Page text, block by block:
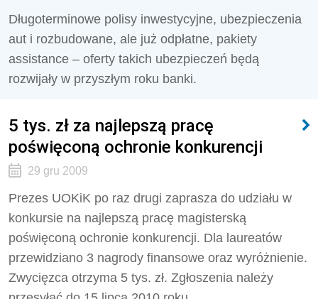
Długoterminowe polisy inwestycyjne, ubezpieczenia
aut i rozbudowane, ale już odpłatne, pakiety
assistance – oferty takich ubezpieczeń będą
rozwijały w przyszłym roku banki.
5 tys. zł za najlepszą pracę
poświęconą ochronie konkurencji
29 gru 2009
Prezes UOKiK po raz drugi zaprasza do udziału w
konkursie na najlepszą pracę magisterską
poświęconą ochronie konkurencji. Dla laureatów
przewidziano 3 nagrody finansowe oraz wyróżnienie.
Zwycięzca otrzyma 5 tys. zł. Zgłoszenia należy